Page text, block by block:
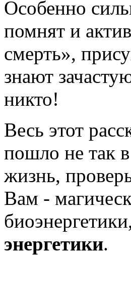
Особенно
помнят и
смерть»,
знают
никто!
Весь этот
пошло не так
жизнь,
Вам -
энергетики.